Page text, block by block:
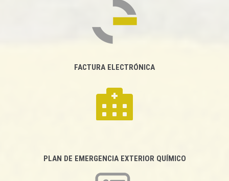
FACTURA ELECTRÓNICA
PLAN DE EMERGENCIA EXTERIOR QUÍMICO